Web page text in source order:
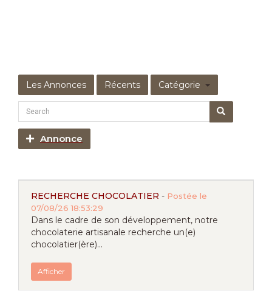
Les Annonces Récents Catégorie
Annonce
RECHERCHE CHOCOLATIER - Postée le
07/08/26 18:53:29
Dans le cadre de son développement, notre
chocolaterie artisanale recherche un(e)
chocolatier(ère)...
Afficher